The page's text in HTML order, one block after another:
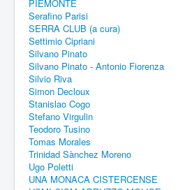
PIEMONTE
Serafino Parisi
SERRA CLUB (a cura)
Settimio Cipriani
Silvano Pinato
Silvano Pinato - Antonio Fiorenza
Silvio Riva
Simon Decloux
Stanislao Cogo
Stefano Virgulin
Teodoro Tusino
Tomas Morales
Trinidad Sànchez Moreno
Ugo Poletti
UNA MONACA CISTERCENSE